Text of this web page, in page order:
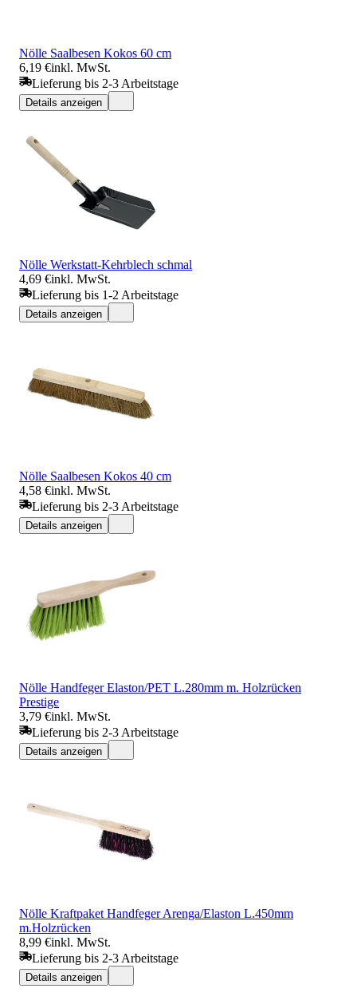
Nölle Saalbesen Kokos 60 cm
6,19 €inkl. MwSt.
Lieferung bis 2-3 Arbeitstage
Details anzeigen
Nölle Werkstatt-Kehrblech schmal
4,69 €inkl. MwSt.
Lieferung bis 1-2 Arbeitstage
Details anzeigen
Nölle Saalbesen Kokos 40 cm
4,58 €inkl. MwSt.
Lieferung bis 2-3 Arbeitstage
Details anzeigen
Nölle Handfeger Elaston/PET L.280mm m. Holzrücken
Prestige
3,79 €inkl. MwSt.
Lieferung bis 2-3 Arbeitstage
Details anzeigen
Nölle Kraftpaket Handfeger Arenga/Elaston L.450mm
m.Holzrücken
8,99 €inkl. MwSt.
Lieferung bis 2-3 Arbeitstage
Details anzeigen